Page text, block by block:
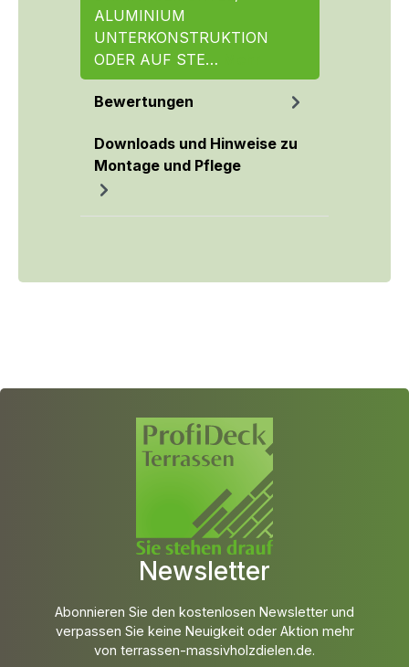
ALUMINIUM
UNTERKONSTRUKTION
ODER AUF STE…
Bewertungen
Downloads und Hinweise zu
Montage und Pflege
Newsletter
Abonnieren Sie den kostenlosen Newsletter und
verpassen Sie keine Neuigkeit oder Aktion mehr
von terrassen-massivholzdielen.de.